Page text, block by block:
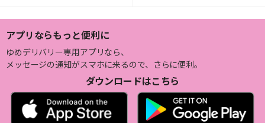
アプリならもっと便利に
ゆめデリバリー専用アプリなら、
メッセージの通知がスマホに来るので、さらに便利。
ダウンロードはこちら